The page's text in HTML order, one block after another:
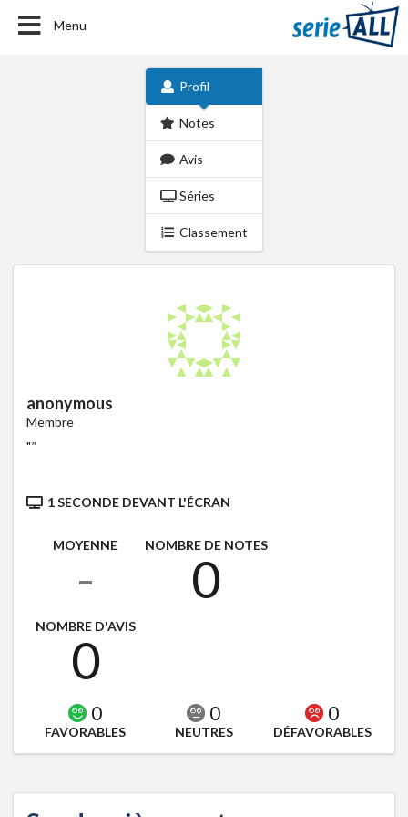
Menu
Profil
Notes
Avis
Séries
Classement
anonymous
Membre
""
1 SECONDE DEVANT L'ÉCRAN
MOYENNE
-
NOMBRE DE NOTES
0
NOMBRE D'AVIS
0
0
FAVORABLES
0
NEUTRES
0
DÉFAVORABLES